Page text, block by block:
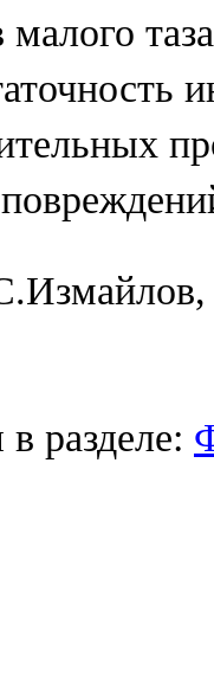
разделе: